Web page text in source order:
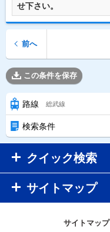
せ下さい。
前へ
この条件を保存
路線 総武線
検索条件
クイック検索
サイトマップ
サイトマップ